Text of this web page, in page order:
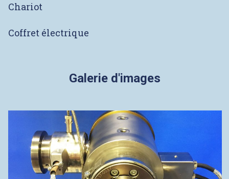
Chariot
Coffret électrique
Galerie d'images